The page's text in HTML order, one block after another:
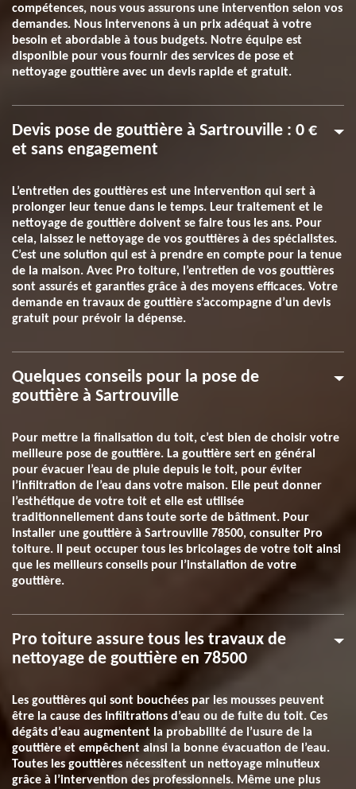
compétences, nous vous assurons une intervention selon vos
demandes. Nous intervenons à un prix adéquat à votre
besoin et abordable à tous budgets. Notre équipe est
disponible pour vous fournir des services de pose et
nettoyage gouttière avec un devis rapide et gratuit.
Devis pose de gouttière à Sartrouville : 0 €
et sans engagement
L’entretien des gouttières est une intervention qui sert à
prolonger leur tenue dans le temps. Leur traitement et le
nettoyage de gouttière doivent se faire tous les ans. Pour
cela, laissez le nettoyage de vos gouttières à des spécialistes.
C’est une solution qui est à prendre en compte pour la tenue
de la maison. Avec Pro toiture, l’entretien de vos gouttières
sont assurés et garanties grâce à des moyens efficaces. Votre
demande en travaux de gouttière s’accompagne d’un devis
gratuit pour prévoir la dépense.
Quelques conseils pour la pose de
gouttière à Sartrouville
Pour mettre la finalisation du toit, c’est bien de choisir votre
meilleure pose de gouttière. La gouttière sert en général
pour évacuer l’eau de pluie depuis le toit, pour éviter
l’infiltration de l’eau dans votre maison. Elle peut donner
l’esthétique de votre toit et elle est utilisée
traditionnellement dans toute sorte de bâtiment. Pour
installer une gouttière à Sartrouville 78500, consulter Pro
toiture. Il peut occuper tous les bricolages de votre toit ainsi
que les meilleurs conseils pour l’installation de votre
gouttière.
Pro toiture assure tous les travaux de
nettoyage de gouttière en 78500
Les gouttières qui sont bouchées par les mousses peuvent
être la cause des infiltrations d’eau ou de fuite du toit. Ces
dégâts d’eau augmentent la probabilité de l’usure de la
gouttière et empêchent ainsi la bonne évacuation de l’eau.
Toutes les gouttières nécessitent un nettoyage minutieux
grâce à l’intervention des professionnels. Même une plus